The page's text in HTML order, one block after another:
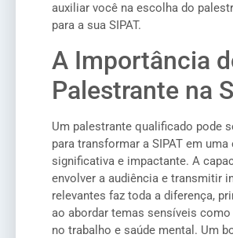
auxiliar você na escolha do
para a sua SIPAT.
A Importância
Palestrante na
Um palestrante qualificado pode
para transformar a SIPAT em uma
significativa e impactante. A
envolver a audiência e transmitir
relevantes faz toda a diferença,
ao abordar temas sensíveis como
no trabalho e saúde mental. Um